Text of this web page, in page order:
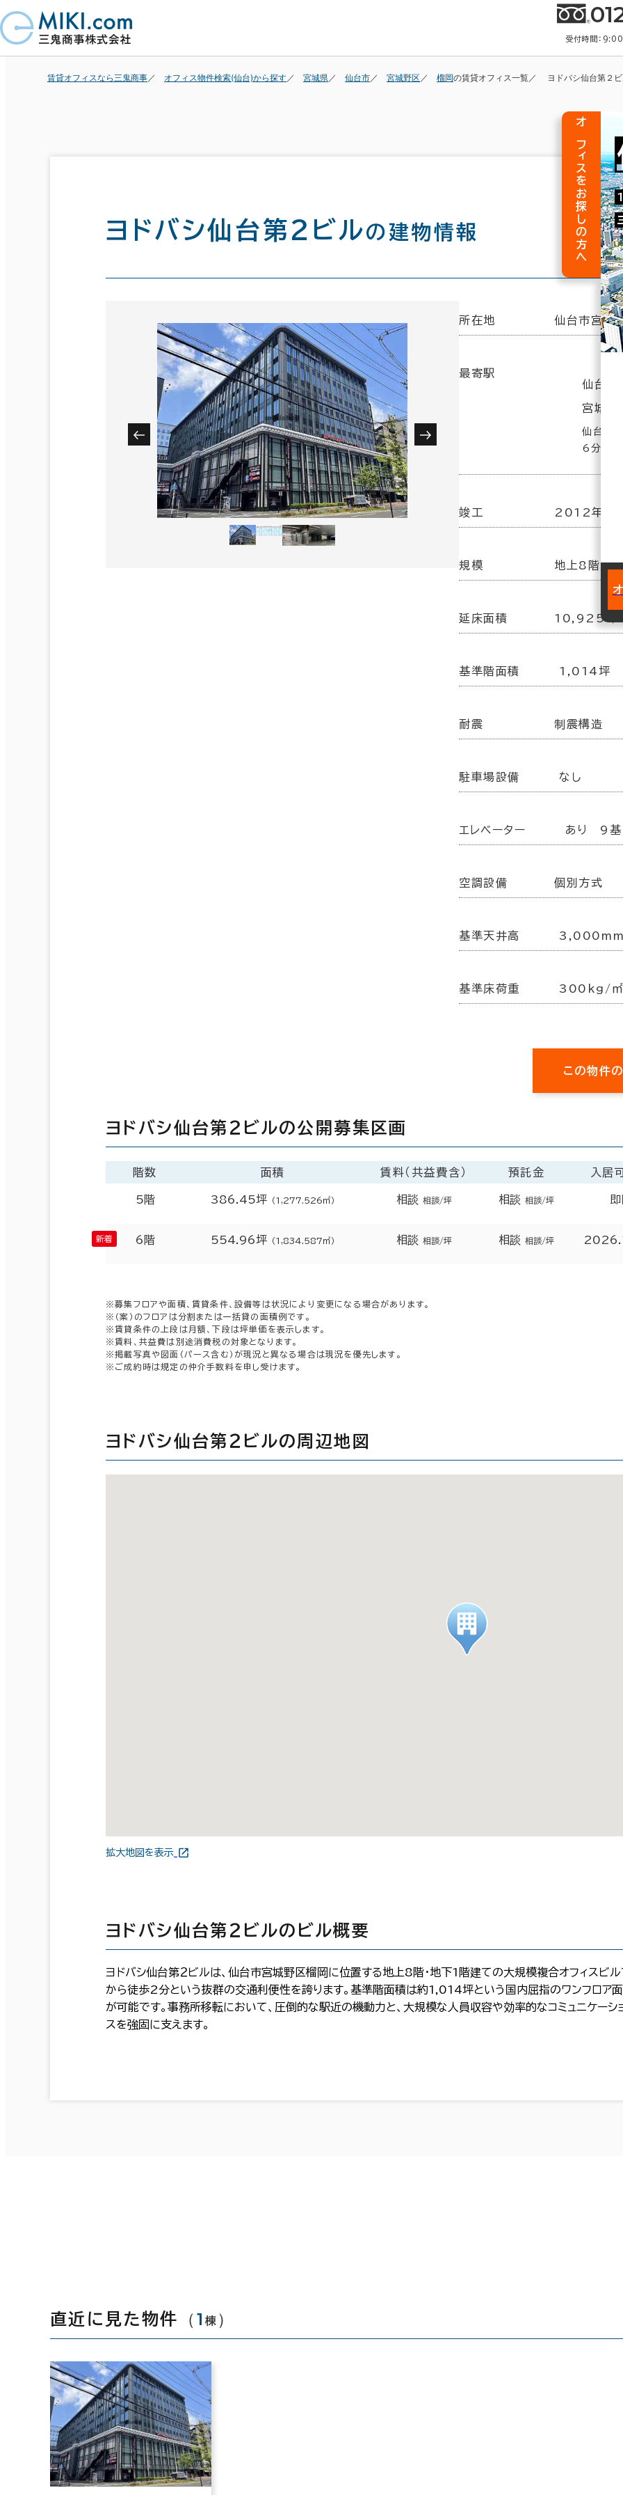
受付時間：
賃貸オフィスなら三鬼商事 オフィス物件検索(仙台)から探す 宮城県 仙台市 宮城野区 榴岡の賃貸オフィス一覧 ヨドバシ仙台第２
ヨドバシ仙台第２ビルの建物情報
所在地 仙台市宮
最寄駅
仙台
宮城
仙台駅(
6分
竣工 2012年 3
規模 地上8階／
延床面積 10,925坪
基準階面積 1,014坪
耐震 制震構造
駐車場設備 なし
エレベーター あり 9基
空調設備 個別方式
基準天井高
基準床荷重 300kg/
この物件
ヨドバシ仙台第２ビルの公開募集区画
階数 面積 賃料（共益費含） 預託金 入居
5階 386.45坪 （1,277.526㎡） 相談 相談/坪 相談 相談/坪
6階 554.96坪 （1,834.587㎡） 相談 相談/坪 相談 相談/坪
※募集フロアや面積、賃貸条件、設備等は状況により変更になる場合があります。
※（案）のフロアは分割または一括貸の面積例です。
※賃貸条件の上段は月額、下段は坪単価を表示します。
※賃料、共益費は別途消費税の対象となります。
※掲載写真や図面（パース含む）が現況と異なる場合は現況を優先します。
※ご成約時は規定の仲介手数料を申し受けます。
ヨドバシ仙台第２ビルの周辺地図
拡大地図を表示
ヨドバシ仙台第２ビルのビル概要
ヨドバシ仙台第２ビルは、仙台市宮城野区榴岡に位置する地上8階・地下1階建ての大規模複合オフィスビ
から徒歩2分という抜群の交通利便性を誇ります。基準階面積は約1,014坪という国内屈指のワンフロア面
が可能です。事務所移転において、圧倒的な駅近の機動力と、大規模な人員収容や効率的なコミュニケー
スを強固に支えます。
直近に見た物件 （1 棟 ）
オフィスをお探しの方へ